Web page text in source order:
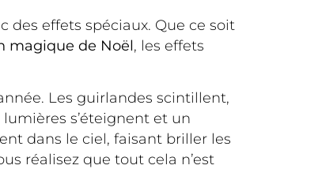
des effets spéciaux. Que ce soit
magique de Noël, les effets
Les guirlandes scintillent,
lumières s’éteignent et un
dans le ciel, faisant briller les
réalisez que tout cela n’est